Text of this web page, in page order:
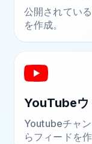
公開されてい
を作成。
YouTubeウ
Youtubeチャ
らフィードを作